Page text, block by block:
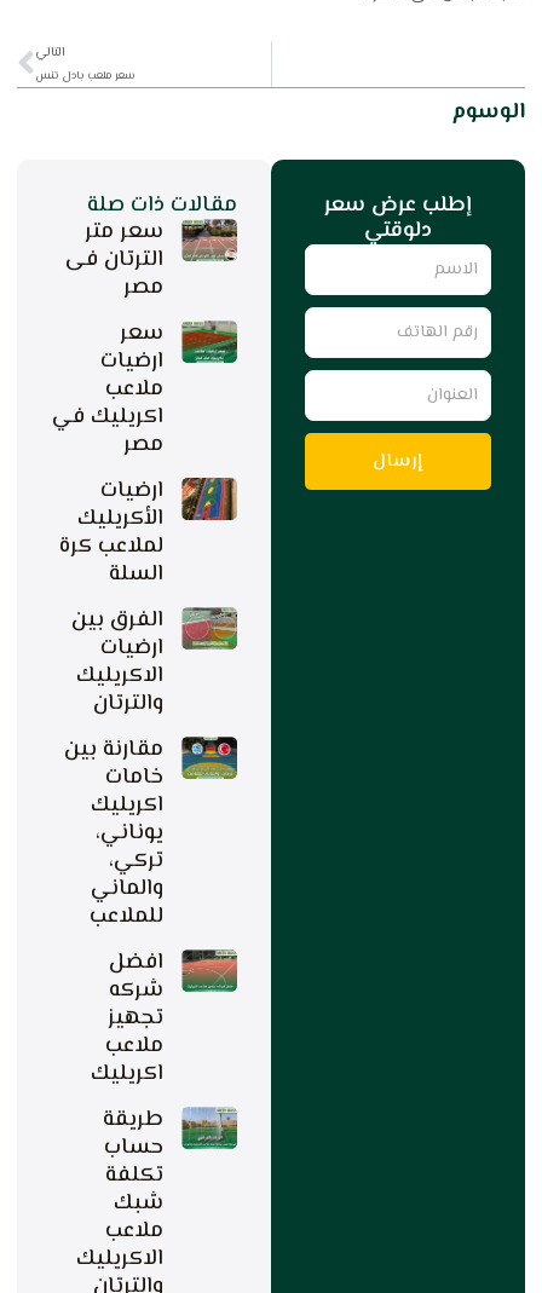
التالي
سعر ملعب بادل تنس
الوسوم
إطلب عرض سعر
دلوقتي
Name
رقم
الهاتف
العنوان
إرسال
مقالات ذات صلة
سعر متر
الترتان فى
مصر
سعر
ارضيات
ملاعب
اكريليك في
مصر
ارضيات
الأكريليك
لملاعب كرة
السلة
الفرق بين
ارضيات
الاكريليك
والترتان
مقارنة بين
خامات
اكريليك
يوناني،
تركي،
والماني
للملاعب
افضل
شركه
تجهيز
ملاعب
اكريليك
طريقة
حساب
تكلفة
شبك
ملاعب
الاكريليك